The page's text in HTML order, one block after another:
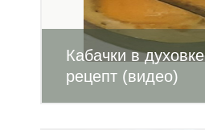
Кабачки в
рецепт (видео)